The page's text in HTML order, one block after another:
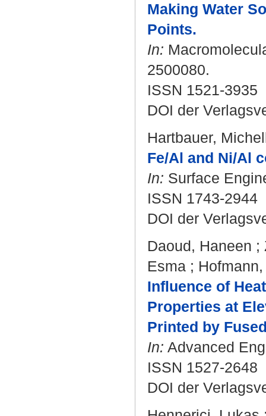
Making Water
Points.
In:
2500080.
ISSN 1521-3935
DOI der
Hartbauer,
Fe/Al and Ni/Al
In: Surface
ISSN 1743-2944
DOI der
Daoud, Haneen ;
Esma ;
Influence of
Properties at
Printed by
In: Advanced
ISSN 1527-2648
DOI der